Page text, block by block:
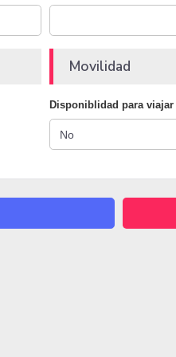
Movilidad
Disponiblidad para viajar